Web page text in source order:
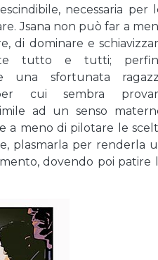
necessaria per
Jsana non può far a
di dominare e
tutto e tutti;
una sfortunata
cui sembra
ad un senso
a meno di pilotare le
plasmarla per renderla
dovendo poi patire